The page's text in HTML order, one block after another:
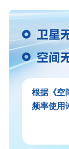
根据《空
频率使用